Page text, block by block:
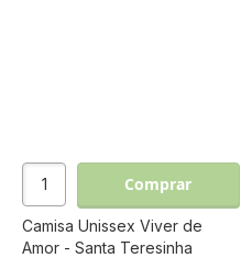
Comprar
Camisa Unissex Viver de
Amor - Santa Teresinha